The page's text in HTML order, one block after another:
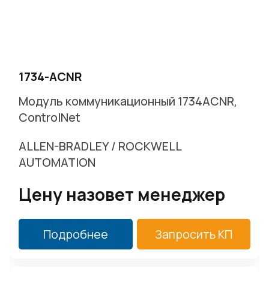
1734-ACNR
Модуль коммуникационный 1734ACNR,
ControlNet
ALLEN-BRADLEY / ROCKWELL
AUTOMATION
Цену назовет менеджер
Подробнее Запросить КП